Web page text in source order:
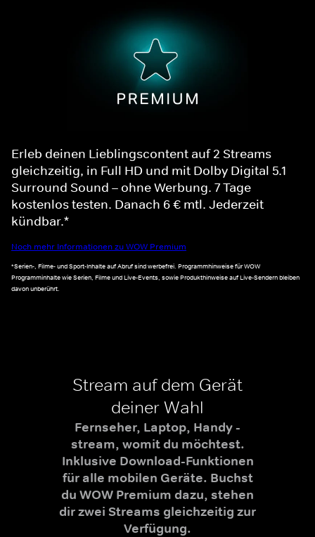
Erleb deinen Lieblingscontent auf 2 Streams
gleichzeitig, in Full HD und mit Dolby Digital 5.1
Surround Sound – ohne Werbung. 7 Tage
kostenlos testen. Danach 6 € mtl. Jederzeit
kündbar.*
Noch mehr Informationen zu WOW Premium
*Serien-, Filme- und Sport-Inhalte auf Abruf sind werbefrei. Programmhinweise für WOW
Programminhalte wie Serien, Filme und Live-Events, sowie Produkthinweise auf Live-Sendern bleiben
davon unberührt.
Stream auf dem Gerät
deiner Wahl
Fernseher, Laptop, Handy -
stream, womit du möchtest.
Inklusive Download-Funktionen
für alle mobilen Geräte. Buchst
du WOW Premium dazu, stehen
dir zwei Streams gleichzeitig zur
Verfügung.